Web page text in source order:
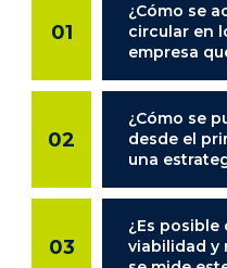
01
¿Cómo se
circular en
empresa
02
¿Cómo se
desde el
una
03
¿Es
viabilidad y